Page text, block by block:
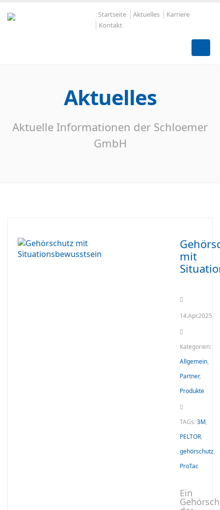
Startseite Aktuelles
Karriere
Kontakt
Aktuelles
Aktuelle Informationen der Schloemer
GmbH
mit
14.Apr.2025
Kategorien:
Allgemein,
Partner,
Produkte
TAGs:3M,
PELTOR,
gehörschutz,
ProTac
Ein